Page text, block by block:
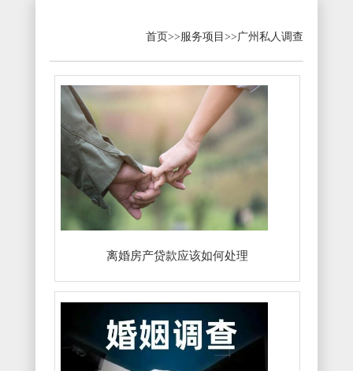
首页>>服务项目>>广州私人调查
离婚房产贷款应该如何处理